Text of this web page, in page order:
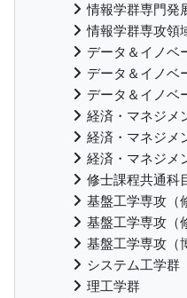
情報学群専門発
情報学群専攻領
データ＆イノベ
データ＆イノベ
データ＆イノベ
経済・マネジメ
経済・マネジメ
経済・マネジメ
修士課程共通科
基盤工学専攻（
基盤工学専攻（
基盤工学専攻（
システム工学群
理工学群